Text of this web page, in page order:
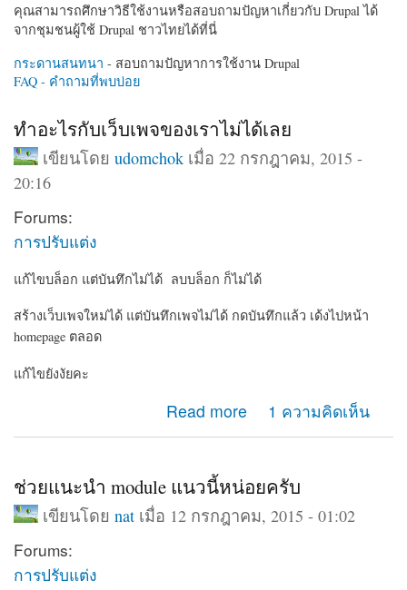
คุณสามารถศึกษาวิธีใช้งานหรือสอบถามปัญหาเกี่ยวกับ Drupal ได้
จากชุมชนผู้ใช้ Drupal ชาวไทยได้ที่นี่
กระดานสนทนา - สอบถามปัญหาการใช้งาน Drupal
FAQ - คำถามที่พบบ่อย
ทำอะไรกับเว็บเพจของเราไม่ได้เลย
เขียนโดย udomchokเมื่อ 22 กรกฎาคม, 2015 -
20:16
Forums:
การปรับแต่ง
แก้ไขบล็อก แต่บันทึกไม่ได้ ลบบล็อก ก็ไม่ได้
สร้างเว็บเพจใหม่ได้ แต่บันทึกเพจไม่ได้ กดบันทึกแล้ว เด้งไปหน้า
homepage ตลอด
แก้ไขยังงัยคะ
Read more
about ทำอะไรกับเว็บเพจของเราไม่ได้เลย1 ความคิดเห็น
ช่วยแนะนำ module แนวนี้หน่อยครับ
เขียนโดย natเมื่อ 12 กรกฎาคม, 2015 - 01:02
Forums:
การปรับแต่ง